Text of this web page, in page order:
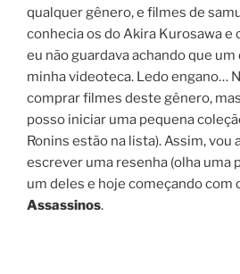
qualquer gênero, e filmes de
conhecia os do Akira Kurosawa e
eu não guardava achando que um
minha videoteca. Ledo engano…
comprar filmes deste gênero,
posso iniciar uma pequena
Ronins estão na lista). Assim, vou
escrever uma resenha (olha uma
um deles e hoje começando com
Assassinos.